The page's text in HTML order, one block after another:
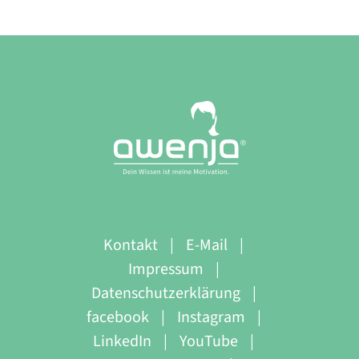
Kontakt
E-Mail
Impressum
Datenschutzerklärung
facebook
Instagram
LinkedIn
YouTube